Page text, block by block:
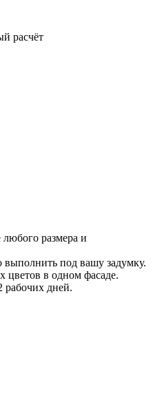
расчёт
размера и
под вашу задумку.
цветов в одном фасаде.
рабочих дней.